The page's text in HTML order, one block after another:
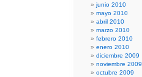
junio 2010
mayo 2010
abril 2010
marzo 2010
febrero 2010
enero 2010
diciembre 2009
noviembre 2009
octubre 2009